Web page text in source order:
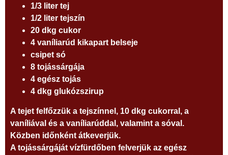
1/3 liter tej
1/2 liter tejszín
20 dkg cukor
4 vaníliarúd kikapart belseje
csipet só
8 tojássárgája
4 egész tojás
4 dkg glukózszirup
A tejet felfőzzük a tejszínnel, 10 dkg cukorral, a
vaníliával és a vaníliarúddal, valamint a sóval.
Közben időnként átkeverjük.
A tojássárgáját vízfürdőben felverjük az egész